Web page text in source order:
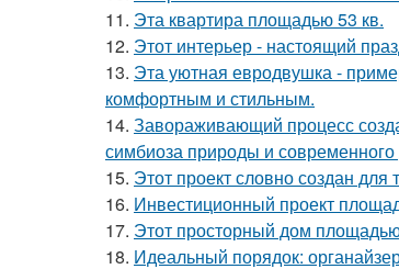
11. Эта квартира площадью 53 кв.
12. Этот интерьер - настоящий
13. Эта уютная евродвушка -
комфортным и стильным.
14. Завораживающий процесс
симбиоза природы и современного
15. Этот проект словно создан
16. Инвестиционный проект
17. Этот просторный дом
18. Идеальный порядок: